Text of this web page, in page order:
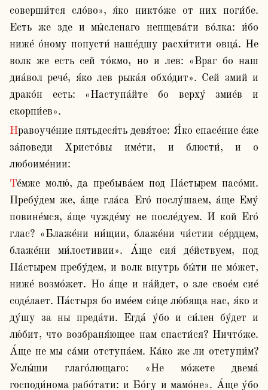
соверши́тся сло́во», я́ко никто́же от них поги́бе.
Есть же зде и мы́сленаго непщева́ти во́лка: и́бо
ниже́ о́ному попусти́ наше́дшу расхи́тити овца́. Не
волк же есть сей то́кмо, но и лев: «Враг бо наш
диа́вол рече́, я́ко лев рыка́я обхо́дит». Сей змий и
драко́н есть: «Наступа́йте бо верху́ змие́в и
скорпи́ев».
Нравоуче́ние пятьдеся́ть девя́тое: Я́ко спасе́ние е́же
за́поведи Христо́вы име́ти, и блюсти́, и о
любоиме́нии:
Те́мже молю́, да пребыва́ем под Па́стырем пасо́ми.
Пребу́дем же, а́ще гла́са Его́ послу́шаем, а́ще Ему́
повине́мся, а́ще чужде́му не после́дуем. И кой Его́
глас? «Блаже́ни ни́щии, блаже́ни чи́стии се́рдцем,
блаже́ни ми́лостивии». А́ще сия́ де́йствуем, под
Па́стырем пребу́дем, и волк внутрь бы́ти не мо́жет,
ниже́ возмо́жет. Но а́ще и на́йдет, о зле свое́м сие́
соде́лает. Па́стыря бо име́ем си́це лю́бяща нас, я́ко и
ду́шу за ны преда́ти. Егда́ у́бо и си́лен бу́дет и
лю́бит, что возбраня́ющее нам спасти́ся? Ничто́же.
А́ще не мы са́ми отступа́ем. Ка́ко же ли отступи́м?
Услы́ши глаго́лющаго: «Не мо́жете двема́
господи́нома рабо́тати: и Бо́гу и мамо́не». А́ще у́бо